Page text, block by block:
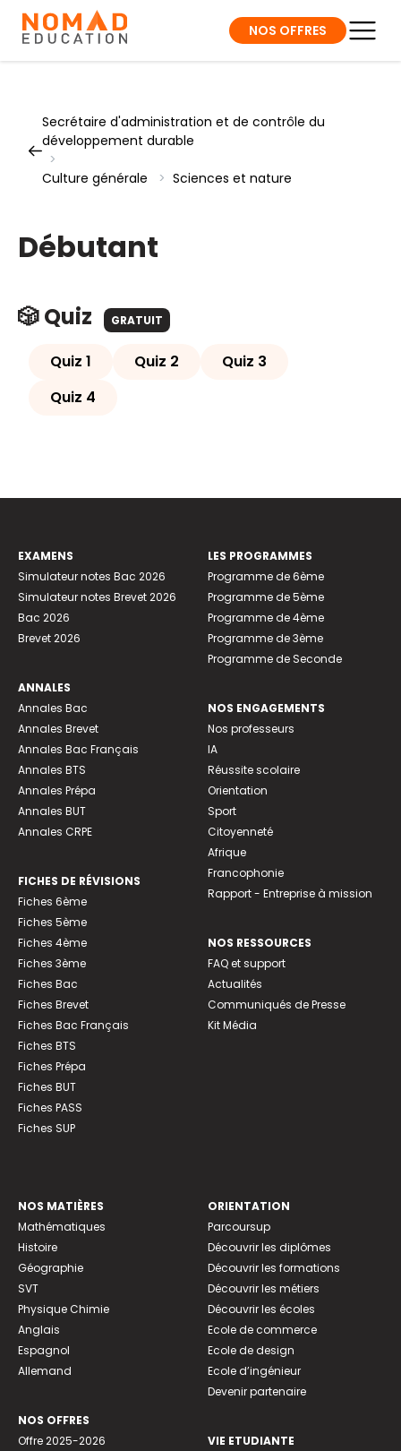
NOS OFFRES
Secrétaire d'administration et de contrôle du
développement durable
>
Culture générale
> Sciences et nature
Débutant
🎲 Quiz GRATUIT
Quiz 1 Quiz 2
Quiz 3
Quiz 4
EXAMENS
Simulateur notes Bac 2026
Simulateur notes Brevet 2026
Bac 2026
Brevet 2026
ANNALES
Annales Bac
Annales Brevet
Annales Bac Français
Annales BTS
Annales Prépa
Annales BUT
Annales CRPE
FICHES DE RÉVISIONS
Fiches 6ème
Fiches 5ème
Fiches 4ème
Fiches 3ème
Fiches Bac
Fiches Brevet
Fiches Bac Français
Fiches BTS
Fiches Prépa
Fiches BUT
Fiches PASS
Fiches SUP
LES PROGRAMMES
Programme de 6ème
Programme de 5ème
Programme de 4ème
Programme de 3ème
Programme de Seconde
NOS ENGAGEMENTS
Nos professeurs
IA
Réussite scolaire
Orientation
Sport
Citoyenneté
Afrique
Francophonie
Rapport - Entreprise à mission
NOS RESSOURCES
FAQ et support
Actualités
Communiqués de Presse
Kit Média
NOS MATIÈRES
Mathématiques
Histoire
Géographie
SVT
Physique Chimie
Anglais
Espagnol
Allemand
NOS OFFRES
Offre 2025-2026
ORIENTATION
Parcoursup
Découvrir les diplômes
Découvrir les formations
Découvrir les métiers
Découvrir les écoles
Ecole de commerce
Ecole de design
Ecole d’ingénieur
Devenir partenaire
VIE ETUDIANTE